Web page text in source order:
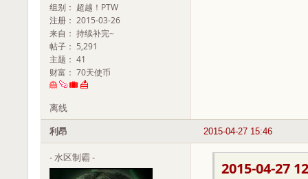
组别： 超越！PTW
注册： 2015-03-26
来自： 持续补完~
帖子： 5,291
主题： 41
财富： 70天使币
离线
2015-04-27 15:46
利昂
- 水区制霸 -
2015-04-27